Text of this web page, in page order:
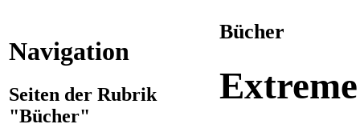
Navigation
Seiten der Rubrik
"Bücher"
Bücher